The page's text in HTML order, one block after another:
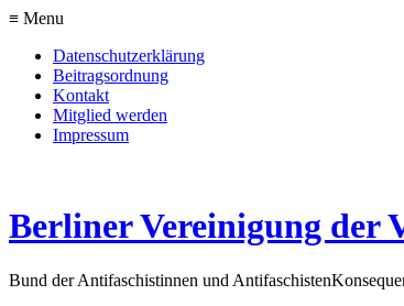
≡ Menu
Datenschutzerklärung
Beitragsordnung
Kontakt
Mitglied werden
Impressum
Berliner Vereinigung der
Bund der Antifaschistinnen und Antifaschisten